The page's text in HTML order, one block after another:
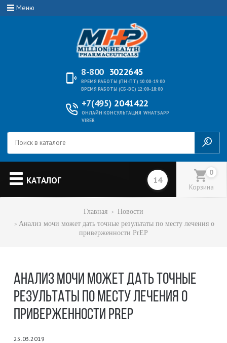
Меню
8-800 3022645
ВРЕМЯ РАБОТЫ (ПН-ПТ) 10:00-19:00
ВРЕМЯ РАБОТЫ (СБ-ВС) 12:00-18:00
+7(495) 2041422
ОНЛАЙН КОНСУЛЬТАЦИЯ WHATSAPP
VIBER
КАТАЛОГ
0
Корзина
Главная
Новости
Анализ мочи может дать точные результаты по месту лечения о
приверженности PrEP
АНАЛИЗ МОЧИ МОЖЕТ ДАТЬ ТОЧНЫЕ
РЕЗУЛЬТАТЫ ПО МЕСТУ ЛЕЧЕНИЯ О
ПРИВЕРЖЕННОСТИ PREP
25.03.2019